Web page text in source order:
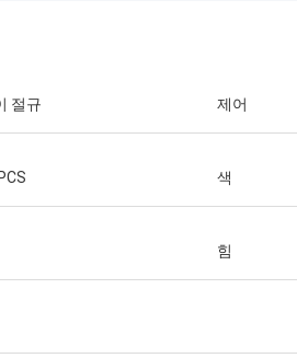
다니엘
절규 제어
색
힘